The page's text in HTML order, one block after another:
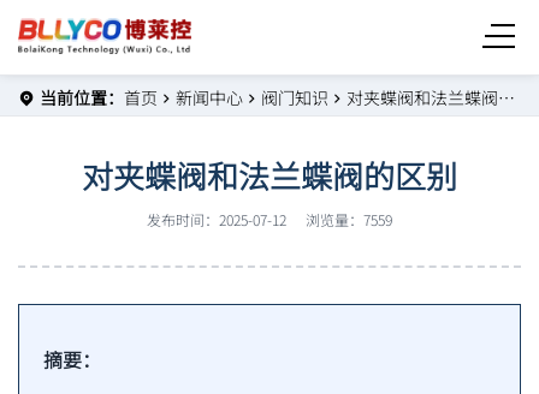
当前位置： 首页 新闻中心 阀门知识 对夹蝶阀和法兰蝶阀的区别
对夹蝶阀和法兰蝶阀的区别
发布时间：2025-07-12 浏览量：7559
摘要：